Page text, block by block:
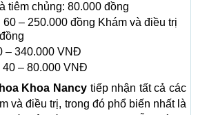
tiêm chủng: 80.000 đồng
– 250.000 đồng Khám và điều trị
– 340.000 VNĐ
40 – 80.000 VNĐ
Khoa Nancy tiếp nhận tất cả các
và điều trị, trong đó phổ biến nhất là